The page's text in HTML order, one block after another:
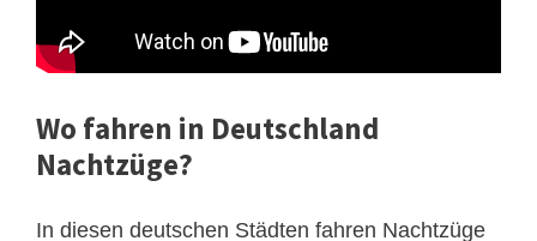
Wo fahren in Deutschland
Nachtzüge?
In diesen deutschen Städten fahren Nachtzüge